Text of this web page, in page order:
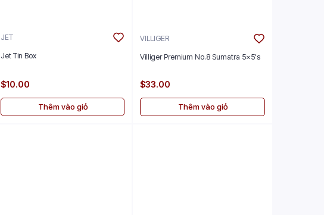
JET
Jet Tin Box
$10.00
Thêm vào giỏ
VILLIGER
Villiger Premium No.8 Sumatra 5x5's
$33.00
Thêm vào giỏ